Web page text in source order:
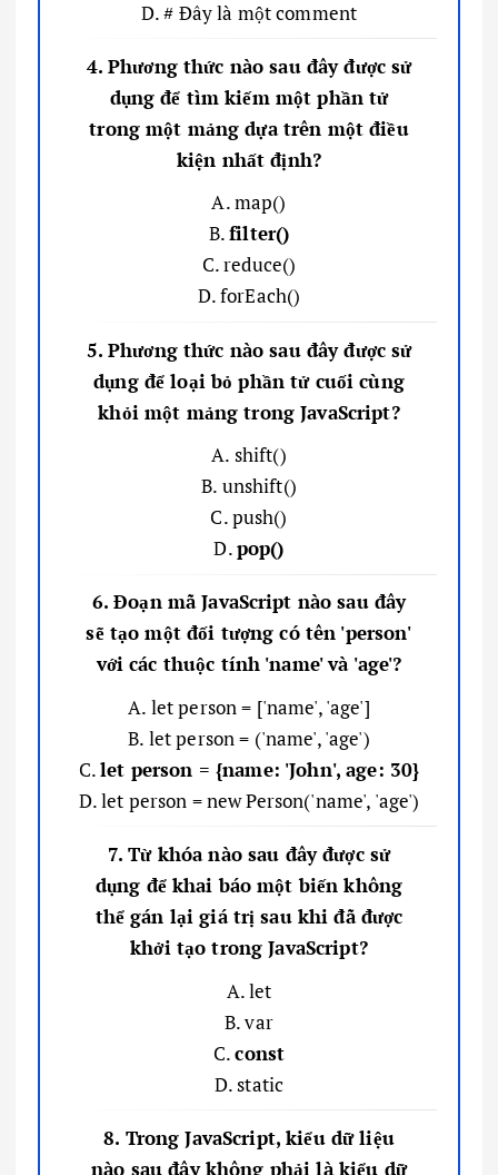
D. # Đây là một comment
4. Phương thức nào sau đây được sử
dụng để tìm kiếm một phần tử
trong một mảng dựa trên một điều
kiện nhất định?
A. map()
B.filter()
C. reduce()
D. forEach()
5. Phương thức nào sau đây được sử
dụng để loại bỏ phần tử cuối cùng
khỏi một mảng trong JavaScript?
A. shift()
B. unshift()
C. push()
D.pop()
6. Đoạn mã JavaScript nào sau đây
sẽ tạo một đối tượng có tên 'person'
với các thuộc tính 'name' và 'age'?
A. let person = ['name', 'age']
B. let person = ('name', 'age')
C.let person = {name: 'John', age: 30}
D. let person = new Person('name', 'age')
7. Từ khóa nào sau đây được sử
dụng để khai báo một biến không
thể gán lại giá trị sau khi đã được
khởi tạo trong JavaScript?
A. let
B. var
C.const
D. static
8. Trong JavaScript, kiểu dữ liệu
nào sau đây không phải là kiểu dữ